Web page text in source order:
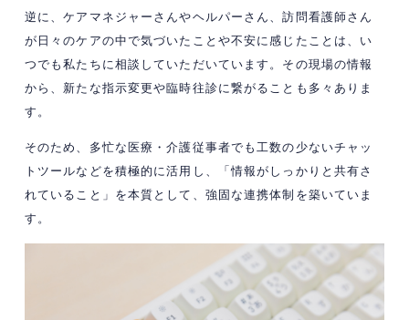
逆に、ケアマネジャーさんやヘルパーさん、訪問看護師さん
が日々のケアの中で気づいたことや不安に感じたことは、い
つでも私たちに相談していただいています。その現場の情報
から、新たな指示変更や臨時往診に繋がることも多々ありま
す。
そのため、多忙な医療・介護従事者でも工数の少ないチャッ
トツールなどを積極的に活用し、「情報がしっかりと共有さ
れていること」を本質として、強固な連携体制を築いていま
す。